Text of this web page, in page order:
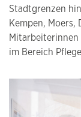
Stadtgrenzen
Kempen, Moers,
Mitarbeiterinnen
im Bereich